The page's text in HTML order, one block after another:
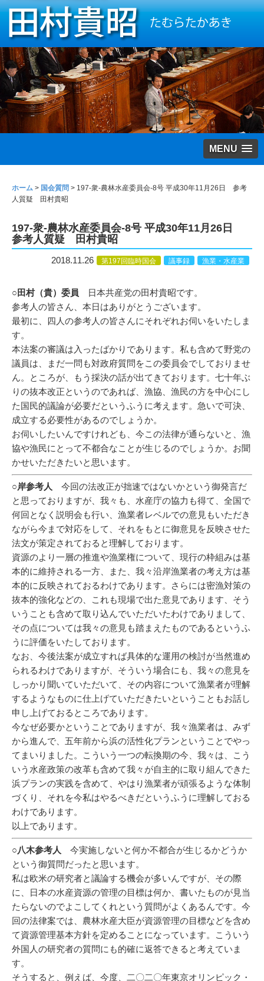
MENU
ホーム > 国会質問 > 197-衆-農林水産委員会-8号 平成30年11月26日 参考
人質疑 田村貴昭
197-衆-農林水産委員会-8号 平成30年11月26日
参考人質疑 田村貴昭
2018.11.26 第197回臨時国会 議事録 漁業・水産業
○田村（貴）委員 日本共産党の田村貴昭です。
参考人の皆さん、本日はありがとうございます。
最初に、四人の参考人の皆さんにそれぞれお伺いをいたしま
す。
本法案の審議は入ったばかりであります。私も含めて野党の
議員は、まだ一問も対政府質問をこの委員会でしておりませ
ん。ところが、もう採決の話が出てきております。七十年ぶ
りの抜本改正というのであれば、漁協、漁民の方を中心にし
た国民的議論が必要だというふうに考えます。急いで可決、
成立する必要性があるのでしょうか。
お伺いしたいんですけれども、今この法律が通らないと、漁
協や漁民にとって不都合なことが生じるのでしょうか。お聞
かせいただきたいと思います。
○岸参考人
今回の法改正が拙速ではないかという御発言だ
と思っておりますが、我々も、水産庁の協力も得て、全国で
何回となく説明会も行い、漁業者レベルでの意見もいただき
ながら今まで対応をして、それをもとに御意見を反映させた
法文が策定されておると理解しております。
資源のより一層の推進や漁業権について、現行の枠組みは基
本的に維持される一方、また、我々沿岸漁業者の考え方は基
本的に反映されておるわけであります。さらには密漁対策の
抜本的強化などの、これも現場で出た意見であります、そう
いうことも含めて取り込んでいただいたわけでありまして、
その点については我々の意見も踏まえたものであるというふ
うに評価をいたしております。
なお、今後法案が成立すれば具体的な運用の検討が当然進め
られるわけでありますが、そういう場合にも、我々の意見を
しっかり聞いていただいて、その内容について漁業者が理解
するようなものに仕上げていただきたいということもお話し
申し上げておるところであります。
今なぜ必要かということでありますが、我々漁業者は、みず
から進んで、五年前から浜の活性化プランということでやっ
てまいりました。こういう一つの転換期の今、我々は、こう
いう水産政策の改革も含めて我々が自主的に取り組んできた
浜プランの実践を含めて、やはり漁業者が頑張るような体制
づくり、それを今私はやるべきだというふうに理解しておる
わけであります。
以上であります。
○八木参考人 今実施しないと何か不都合が生じるかどうか
という御質問だったと思います。
私は欧米の研究者と議論する機会が多いんですが、その際
に、日本の水産資源の管理の目標は何か、書いたものが見当
たらないのでよこしてくれという質問がよくあるんです。今
回の法律案では、農林水産大臣が資源管理の目標などを含め
て資源管理基本方針を定めることになっています。こういう
外国人の研究者の質問にも的確に返答できると考えていま
す。
そうすると、例えば、今度、二〇二〇年東京オリンピック・